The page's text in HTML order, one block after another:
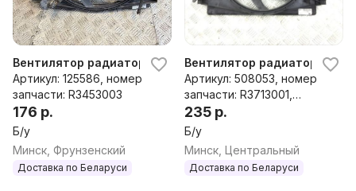
Вентилятор радиатора Opel Meriva 2012г
Артикул: 125586, номер
запчасти: R3453003
176 р.
Б/у
Минск, Фрунзенский
Доставка по Беларуси
Вентилятор радиатора Opel
Артикул: 508053, номер
запчасти: R3713001,
R3453003, R3424003,
13330994
235 р.
Б/у
Минск, Центральный
Доставка по Беларуси